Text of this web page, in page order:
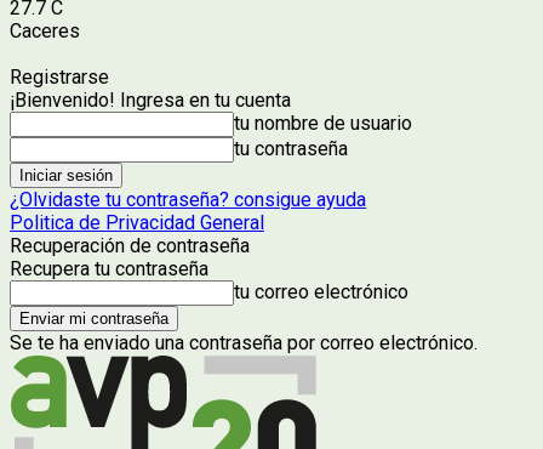
27.7 C
Caceres
Registrarse
¡Bienvenido! Ingresa en tu cuenta
tu nombre de usuario
tu contraseña
¿Olvidaste tu contraseña? consigue ayuda
Politica de Privacidad General
Recuperación de contraseña
Recupera tu contraseña
tu correo electrónico
Se te ha enviado una contraseña por correo electrónico.